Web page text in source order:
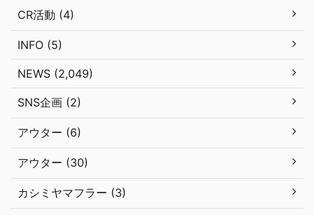
CR活動 (4)
INFO (5)
NEWS (2,049)
SNS企画 (2)
アウター (6)
アウター (30)
カシミヤマフラー (3)